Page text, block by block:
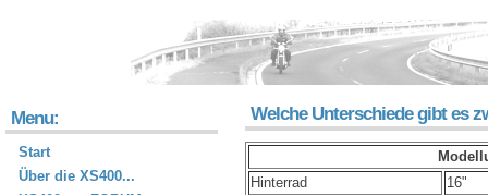
Welche Unterschiede gibt es
Hinterrad
16"
Menu:
Start
Über die XS400...